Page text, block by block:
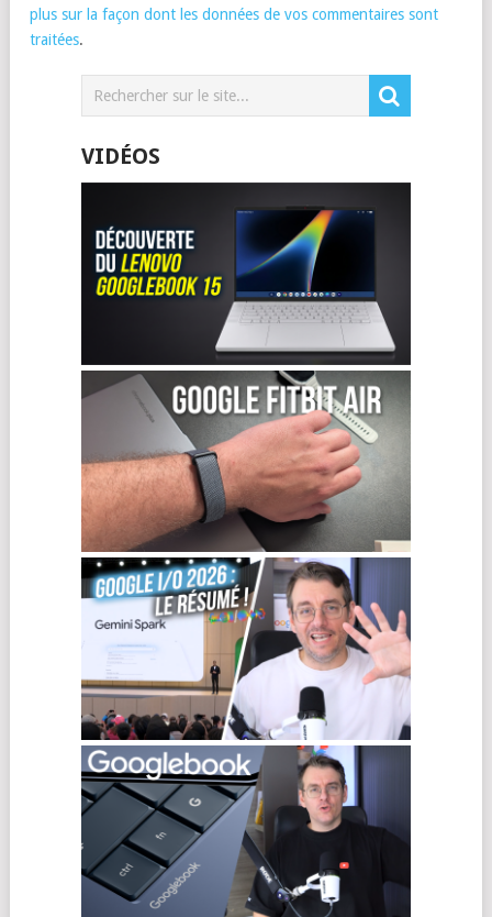
plus sur la façon dont les données de vos commentaires sont
traitées.
VIDÉOS